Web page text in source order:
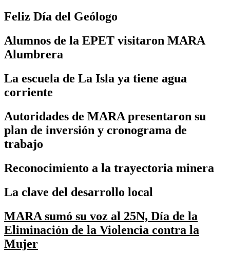
Feliz Día del Geólogo
Alumnos de la EPET visitaron MARA
Alumbrera
La escuela de La Isla ya tiene agua
corriente
Autoridades de MARA presentaron su
plan de inversión y cronograma de
trabajo
Reconocimiento a la trayectoria minera
La clave del desarrollo local
MARA sumó su voz al 25N, Día de la
Eliminación de la Violencia contra la
Mujer